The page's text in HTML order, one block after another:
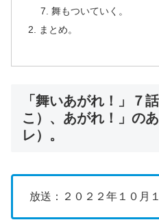
舞もついていく。
まとめ。
「舞いあがれ！」７
こ）、あがれ！」の
レ）。
放送：２０２２年１０月